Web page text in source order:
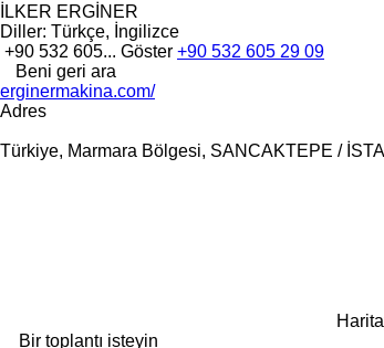
İLKER ERGİNER
Diller: Türkçe, İngilizce
+90 532 605... Göster +90 532 605 29 09
Beni geri ara
erginermakina.com/
Adres
Türkiye, Marmara Bölgesi, SANCAKTEPE /
Bir toplantı isteyin